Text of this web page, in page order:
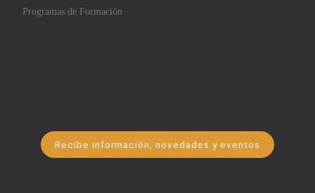
Programas de Formación
Recibe información, novedades y eventos